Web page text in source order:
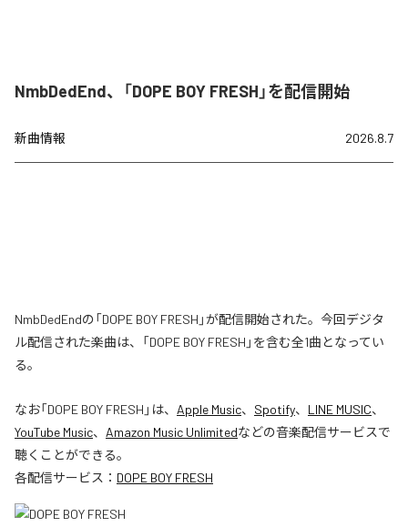
NmbDedEnd、「DOPE BOY FRESH」を配信開始
新曲情報 2026.8.7
NmbDedEndの「DOPE BOY FRESH」が配信開始された。今回デジタ
ル配信された楽曲は、「DOPE BOY FRESH」を含む全1曲となってい
る。
なお「DOPE BOY FRESH 」は、 Apple Music、 Spotify、 LINE MUSIC、
YouTube Music、 Amazon Music Unlimitedなどの音楽配信サービスで
聴くことができる。
各配信サービス： DOPE BOY FRESH